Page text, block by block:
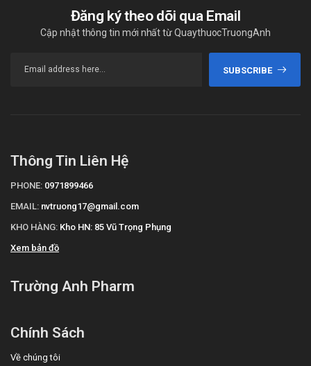
Đăng ký theo dõi qua Email
Cập nhật thông tin mới nhất từ QuaythuocTruongAnh
SUBSCRIBE
Thông Tin Liên Hệ
PHONE: 0971899466
EMAIL: nvtruong17@gmail.com
KHO HÀNG: Kho HN: 85 Vũ Trọng Phụng
Xem bản đồ
Trường Anh Pharm
Chính Sách
Về chúng tôi